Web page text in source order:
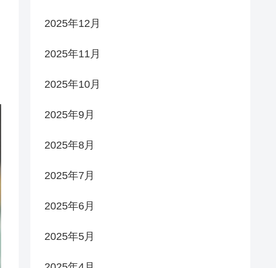
2025年12月
2025年11月
2025年10月
2025年9月
2025年8月
2025年7月
2025年6月
2025年5月